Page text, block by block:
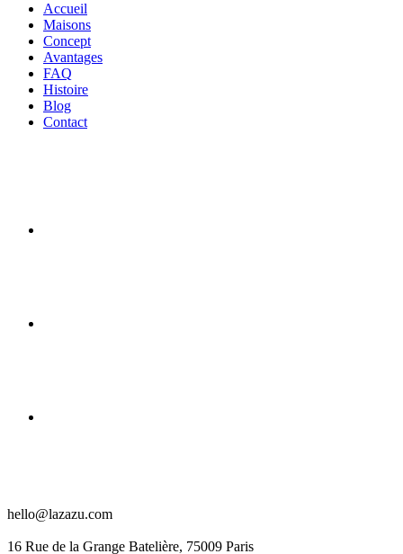
Accueil
Maisons
Concept
Avantages
FAQ
Histoire
Blog
Contact
hello@lazazu.com
16 Rue de la Grange Batelière, 75009 Paris